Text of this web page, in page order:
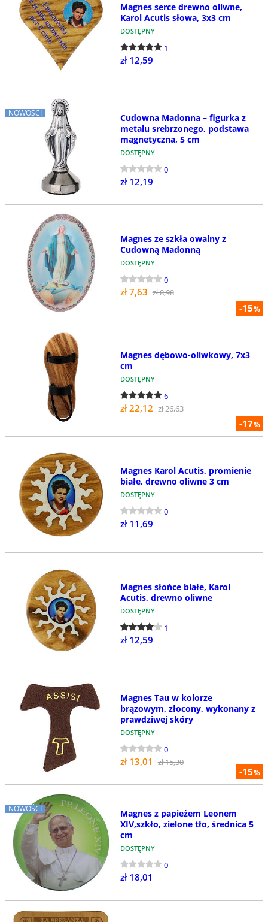
Magnes serce drewno oliwne,
Karol Acutis słowa, 3x3 cm
DOSTĘPNY
1
zł 12,59
NOWOŚCI
Cudowna Madonna – figurka z
metalu srebrzonego, podstawa
magnetyczna, 5 cm
DOSTĘPNY
0
zł 12,19
-15%
Magnes ze szkła owalny z
Cudowną Madonną
DOSTĘPNY
0
zł 7,63 zł 8,98
-17%
Magnes dębowo-oliwkowy, 7x3
cm
DOSTĘPNY
6
zł 22,12 zł 26,63
Magnes Karol Acutis, promienie
białe, drewno oliwne 3 cm
DOSTĘPNY
0
zł 11,69
Magnes słońce białe, Karol
Acutis, drewno oliwne
DOSTĘPNY
1
zł 12,59
-15%
Magnes Tau w kolorze
brązowym, złocony, wykonany z
prawdziwej skóry
DOSTĘPNY
0
zł 13,01 zł 15,30
NOWOŚCI
Magnes z papieżem Leonem
XIV,szkło, zielone tło, średnica 5
cm
DOSTĘPNY
0
zł 18,01